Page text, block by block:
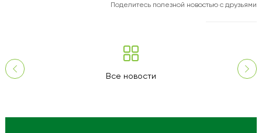
Поделитесь полезной новостью с друзьями
Все новости